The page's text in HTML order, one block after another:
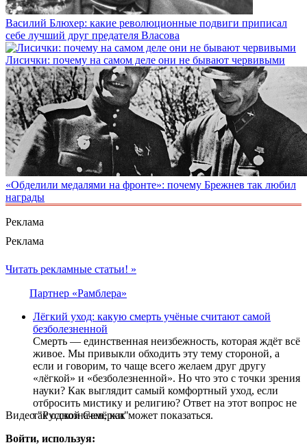
Василий Блюхер: какие революционные подвиги приписал
себе лучший друг предателя Власова
Лисички: почему на самом деле они не бывают червивыми
«Обделили медалями на фронте»: почему Брежнев так любил
награды
Реклама
Реклама
Видео "Русской Семёрки"
Читать рекламные статьи! »
Партнер «Рамблера»
Лёгкий уход: какую смерть учёные считают самой
безболезненной
Смерть — единственная неизбежность, которая ждёт всё
живое. Мы привыкли обходить эту тему стороной, а
если и говорим, то чаще всего желаем друг другу
«лёгкой» и «безболезненной». Но что это с точки зрения
науки? Как выглядит самый комфортный уход, если
отбросить мистику и религию? Ответ на этот вопрос не
так однозначен, как может показаться.
Войти, используя: